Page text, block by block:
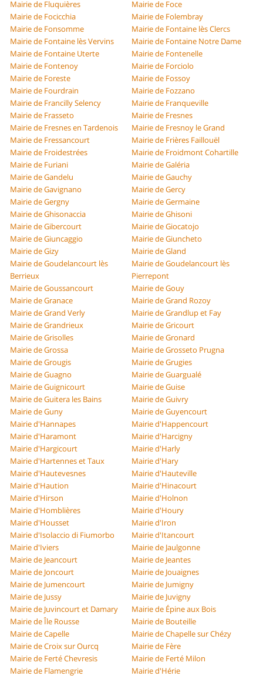
Mairie de Fluquières
Mairie de Foce
Mairie de Focicchia
Mairie de Folembray
Mairie de Fonsomme
Mairie de Fontaine lès Clercs
Mairie de Fontaine lès Vervins
Mairie de Fontaine Notre Dame
Mairie de Fontaine Uterte
Mairie de Fontenelle
Mairie de Fontenoy
Mairie de Forciolo
Mairie de Foreste
Mairie de Fossoy
Mairie de Fourdrain
Mairie de Fozzano
Mairie de Francilly Selency
Mairie de Franqueville
Mairie de Frasseto
Mairie de Fresnes
Mairie de Fresnes en Tardenois
Mairie de Fresnoy le Grand
Mairie de Fressancourt
Mairie de Frières Faillouël
Mairie de Froidestrées
Mairie de Froidmont Cohartille
Mairie de Furiani
Mairie de Galéria
Mairie de Gandelu
Mairie de Gauchy
Mairie de Gavignano
Mairie de Gercy
Mairie de Gergny
Mairie de Germaine
Mairie de Ghisonaccia
Mairie de Ghisoni
Mairie de Gibercourt
Mairie de Giocatojo
Mairie de Giuncaggio
Mairie de Giuncheto
Mairie de Gizy
Mairie de Gland
Mairie de Goudelancourt lès
Berrieux
Mairie de Goudelancourt lès
Pierrepont
Mairie de Goussancourt
Mairie de Gouy
Mairie de Granace
Mairie de Grand Rozoy
Mairie de Grand Verly
Mairie de Grandlup et Fay
Mairie de Grandrieux
Mairie de Gricourt
Mairie de Grisolles
Mairie de Gronard
Mairie de Grossa
Mairie de Grosseto Prugna
Mairie de Grougis
Mairie de Grugies
Mairie de Guagno
Mairie de Guargualé
Mairie de Guignicourt
Mairie de Guise
Mairie de Guitera les Bains
Mairie de Guivry
Mairie de Guny
Mairie de Guyencourt
Mairie d'Hannapes
Mairie d'Happencourt
Mairie d'Haramont
Mairie d'Harcigny
Mairie d'Hargicourt
Mairie d'Harly
Mairie d'Hartennes et Taux
Mairie d'Hary
Mairie d'Hautevesnes
Mairie d'Hauteville
Mairie d'Haution
Mairie d'Hinacourt
Mairie d'Hirson
Mairie d'Holnon
Mairie d'Homblières
Mairie d'Houry
Mairie d'Housset
Mairie d'Iron
Mairie d'Isolaccio di Fiumorbo
Mairie d'Itancourt
Mairie d'Iviers
Mairie de Jaulgonne
Mairie de Jeancourt
Mairie de Jeantes
Mairie de Joncourt
Mairie de Jouaignes
Mairie de Jumencourt
Mairie de Jumigny
Mairie de Jussy
Mairie de Juvigny
Mairie de Juvincourt et Damary
Mairie de Épine aux Bois
Mairie de Île Rousse
Mairie de Bouteille
Mairie de Capelle
Mairie de Chapelle sur Chézy
Mairie de Croix sur Ourcq
Mairie de Fère
Mairie de Ferté Chevresis
Mairie de Ferté Milon
Mairie de Flamengrie
Mairie d'Hérie